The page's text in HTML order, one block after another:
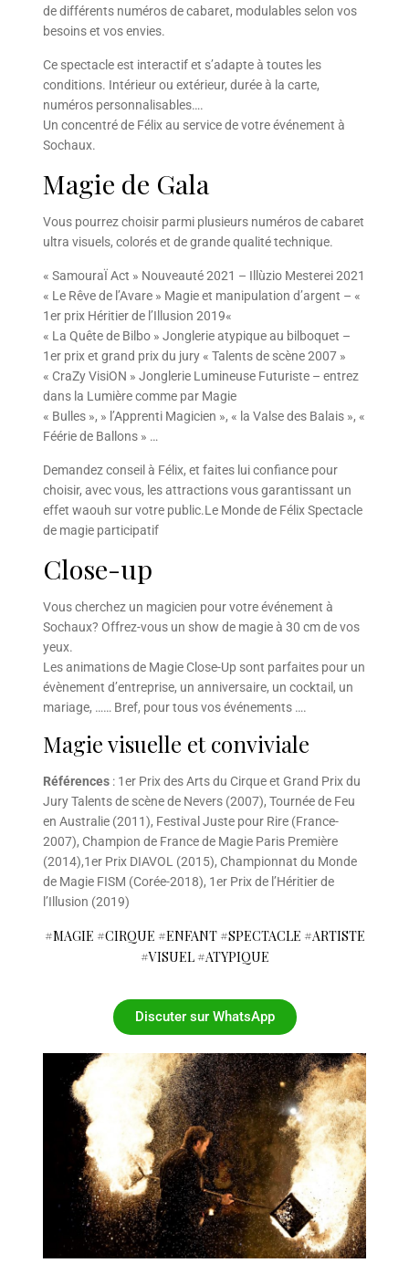
de différents numéros de cabaret, modulables selon vos
besoins et vos envies.
Ce spectacle est interactif et s’adapte à toutes les
conditions. Intérieur ou extérieur, durée à la carte,
numéros personnalisables….
Un concentré de Félix au service de votre événement à
Sochaux.
Magie de Gala
Vous pourrez choisir parmi plusieurs numéros de cabaret
ultra visuels, colorés et de grande qualité technique.
« SamouraÏ Act » Nouveauté 2021 – Illùzio Mesterei 2021
« Le Rêve de l’Avare » Magie et manipulation d’argent – «
1er prix Héritier de l’Illusion 2019«
« La Quête de Bilbo » Jonglerie atypique au bilboquet –
1er prix et grand prix du jury « Talents de scène 2007 »
« CraZy VisiON » Jonglerie Lumineuse Futuriste – entrez
dans la Lumière comme par Magie
« Bulles », » l’Apprenti Magicien », « la Valse des Balais », «
Féérie de Ballons » …
Demandez conseil à Félix, et faites lui confiance pour
choisir, avec vous, les attractions vous garantissant un
effet waouh sur votre public.Le Monde de Félix Spectacle
de magie participatif
Close-up
Vous cherchez un magicien pour votre événement à
Sochaux? Offrez-vous un show de magie à 30 cm de vos
yeux.
Les animations de Magie Close-Up sont parfaites pour un
évènement d’entreprise, un anniversaire, un cocktail, un
mariage, …… Bref, pour tous vos événements ….
Magie visuelle et conviviale
Références : 1er Prix des Arts du Cirque et Grand Prix du
Jury Talents de scène de Nevers (2007), Tournée de Feu
en Australie (2011), Festival Juste pour Rire (France-
2007), Champion de France de Magie Paris Première
(2014),1er Prix DIAVOL (2015), Championnat du Monde
de Magie FISM (Corée-2018), 1er Prix de l’Héritier de
l’Illusion (2019)
#MAGIE #CIRQUE #ENFANT #SPECTACLE #ARTISTE
#VISUEL #ATYPIQUE
Discuter sur WhatsApp